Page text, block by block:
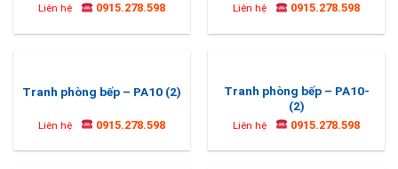
Liên hệ 0915.278.598 Liên hệ 0915.278.598
Tranh phòng bếp – PA10 (2)
Liên hệ 0915.278.598
Tranh phòng bếp – PA10-
(2)
Liên hệ 0915.278.598